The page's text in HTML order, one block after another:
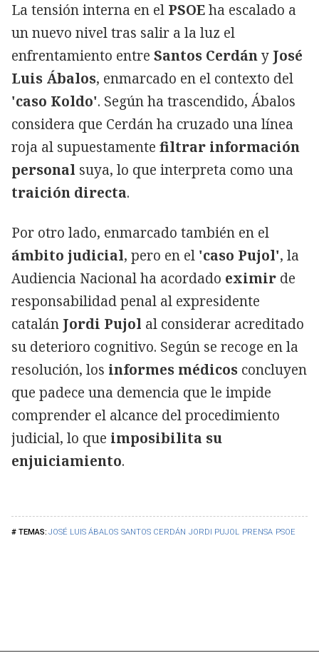
JOSÉ LUIS ÁBALOS SANTOS CERDÁN JORDI PUJOL PRENSA PSOE
La tensión interna en el PSOEha escalado a
un nuevo nivel tras salir a la luz el
enfrentamiento entre Santos Cerdány José
Luis Ábalos, enmarcado en el contexto del
'caso Koldo'. Según ha trascendido, Ábalos
considera que Cerdán ha cruzado una línea
roja al supuestamente filtrar información
personal suya, lo que interpreta como una
traición directa.
Por otro lado, enmarcado también en el
ámbito judicial, pero en el 'caso Pujol', la
Audiencia Nacional ha acordado eximir de
responsabilidad penal al expresidente
catalán Jordi Pujol al considerar acreditado
su deterioro cognitivo. Según se recoge en la
resolución, los informes médicos concluyen
que padece una demencia que le impide
comprender el alcance del procedimiento
judicial, lo que imposibilita su
enjuiciamiento.